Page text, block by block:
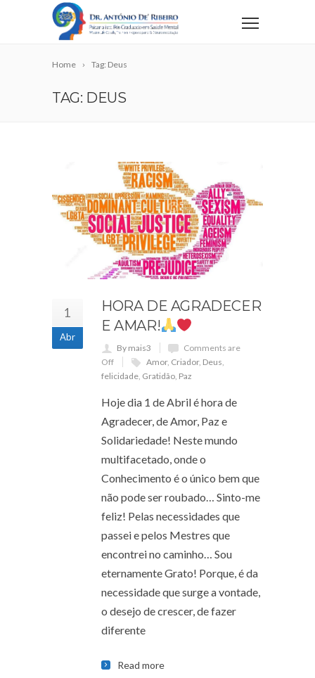
Home Tag: Deus
TAG: DEUS
1
Abr
HORA DE AGRADECER
E AMAR!
By mais3
Comments are
Off
Amor, Criador, Deus
felicidade Gratidão Paz
Hoje dia 1 de Abril é hora de
Agradecer, de Amor, Paz e
Solidariedade! Neste mundo
multifacetado, onde o
Conhecimento é o único bem que
não pode ser roubado… Sinto-me
feliz! Pelas necessidades que
passei e pelos Mestres que
encontrei no caminho… Sou
eternamente Grato! Porque, é da
necessidade que surge a vontade,
o desejo de crescer, de fazer
diferente
Read more